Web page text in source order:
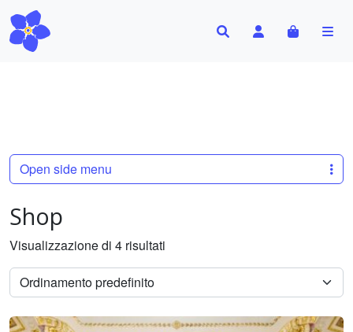
Search AccountCart
Shop
Visualizzazione di 4 risultati
Open side menu